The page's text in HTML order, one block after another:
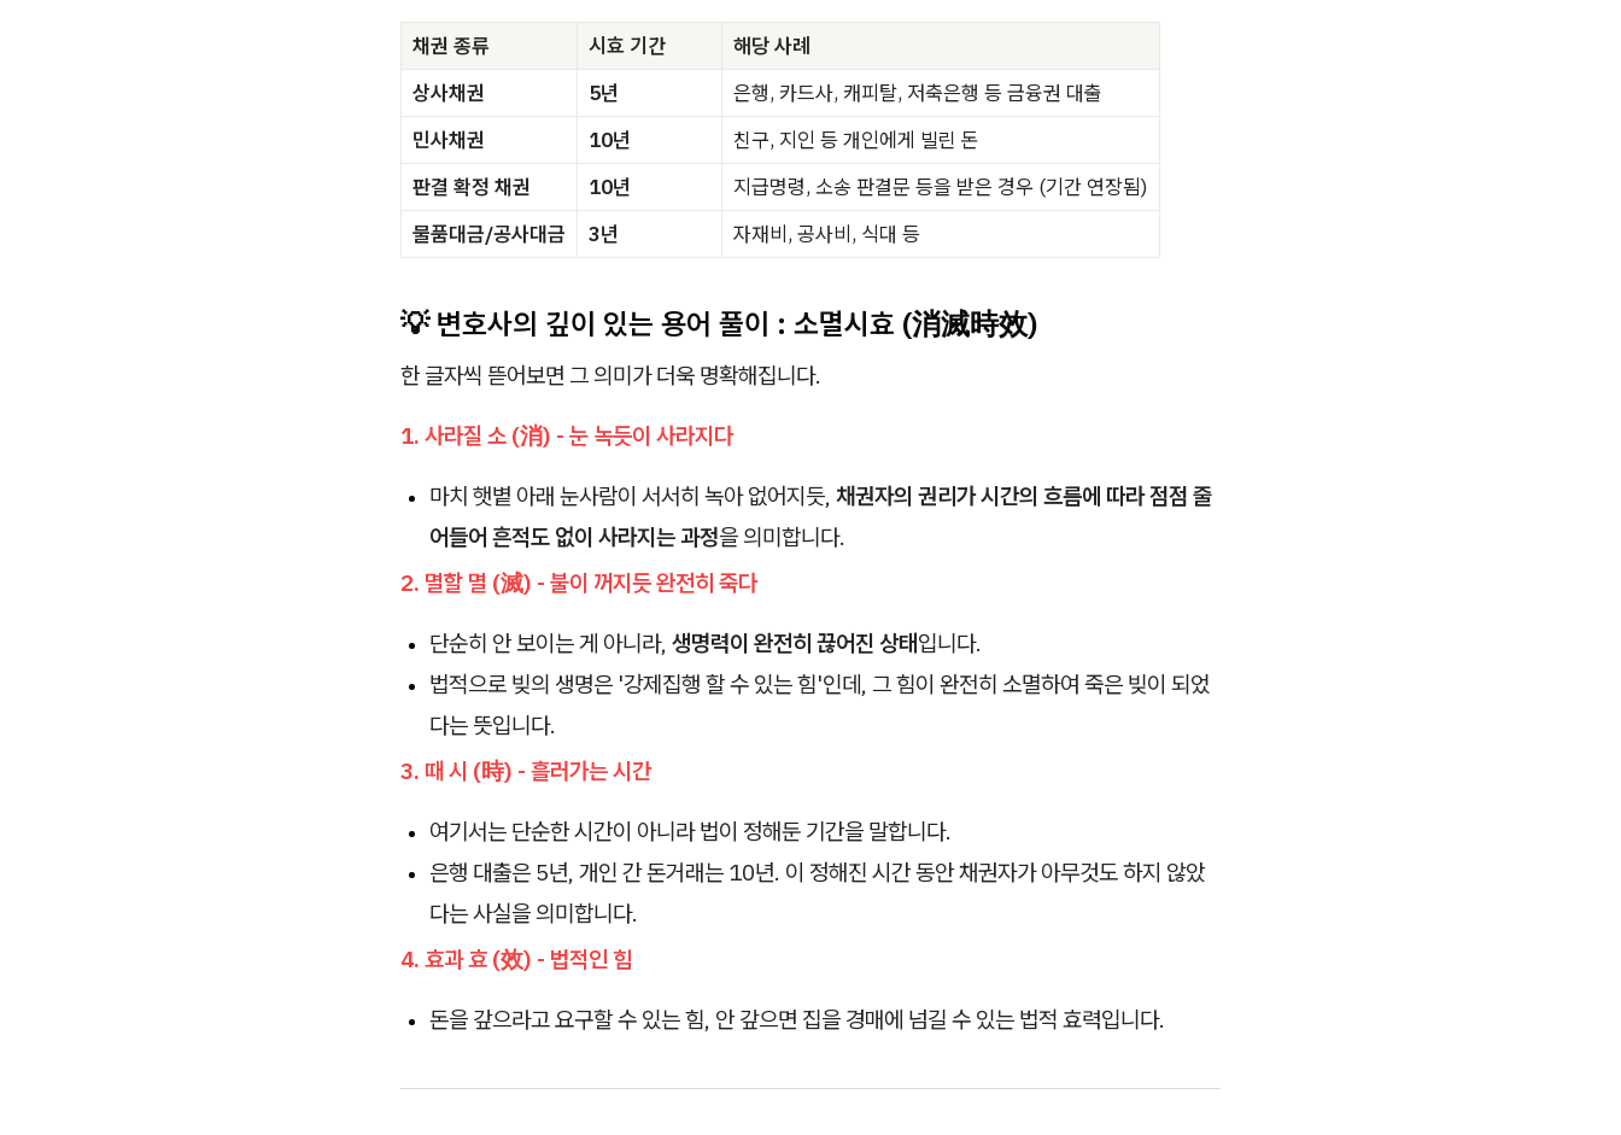
채권 종류 시효 기간
해당 사례
상사채권
5년
은행, 카드사, 캐피탈, 저축은행 등 금융권 대출
민사채권
10년
친구, 지인 등 개인에게 빌린 돈
판결 확정 채권
10년
지급명령, 소송 판결문 등을 받은 경우 (기간 연장됨)
물품대금/공사대금
3년 자재비, 공사비, 식대 등
💡 변호사의 깊이 있는 용어 풀이 : 소멸시효 (消滅時效)
한 글자씩 뜯어보면 그 의미가 더욱 명확해집니다.
1. 사라질 소 (消) - 눈 녹듯이 사라지다
마치 햇볕 아래 눈사람이 서서히 녹아 없어지듯, 채권자의 권리가 시간의 흐름에 따라 점점 줄
어들어 흔적도 없이 사라지는 과정을 의미합니다.
2. 멸할 멸 (滅) - 불이 꺼지듯 완전히 죽다
단순히 안 보이는 게 아니라, 생명력이 완전히 끊어진 상태입니다.
법적으로 빚의 생명은 '강제집행 할 수 있는 힘'인데, 그 힘이 완전히 소멸하여 죽은 빚이 되었
다는 뜻입니다.
3. 때 시 (時) - 흘러가는 시간
여기서는 단순한 시간이 아니라 법이 정해둔 기간을 말합니다.
은행 대출은 5년, 개인 간 돈거래는 10년. 이 정해진 시간 동안 채권자가 아무것도 하지 않았
다는 사실을 의미합니다.
4. 효과 효 (效) - 법적인 힘
돈을 갚으라고 요구할 수 있는 힘, 안 갚으면 집을 경매에 넘길 수 있는 법적 효력입니다.